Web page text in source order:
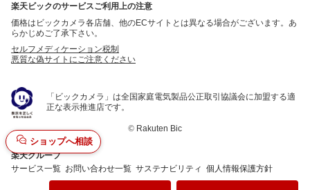
ショップへ相談
楽天ビックのサービスご利用上の注意
価格はビックカメラ各店舗、他のECサイトとは異なる場合がございます。あ
らかじめご了承下さい。
セルフメディケーション税制
悪質な偽サイトにご注意ください
「ビックカメラ」は全国家庭電気製品公正取引協議会に加盟する適
正な表示推進店です。
© Rakuten Bic
楽天グループ
サービス一覧 お問い合わせ一覧 サステナビリティ 個人情報保護方針